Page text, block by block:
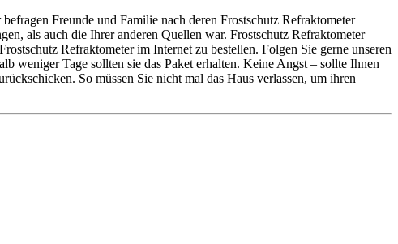
Freunde und Familie nach deren Frostschutz Refraktometer
als auch die Ihrer anderen Quellen war. Frostschutz Refraktometer
Refraktometer im Internet zu bestellen. Folgen Sie gerne unseren
weniger Tage sollten sie das Paket erhalten. Keine Angst – sollte Ihnen
So müssen Sie nicht mal das Haus verlassen, um ihren